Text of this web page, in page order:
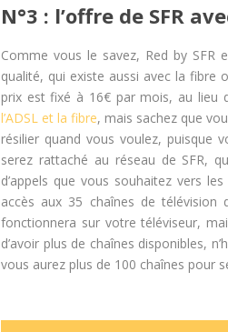
N°3 : l’offre de SFR
Comme vous le savez, Red by SFR
qualité, qui existe aussi avec la fibre
prix est fixé à 16€ par mois, au lieu
l’ADSL et la fibre, mais sachez que
résilier quand vous voulez, puisque
serez rattaché au réseau de SFR,
d’appels que vous souhaitez vers
accès aux 35 chaînes de télévision
fonctionnera sur votre téléviseur,
d’avoir plus de chaînes disponibles,
vous aurez plus de 100 chaînes pour